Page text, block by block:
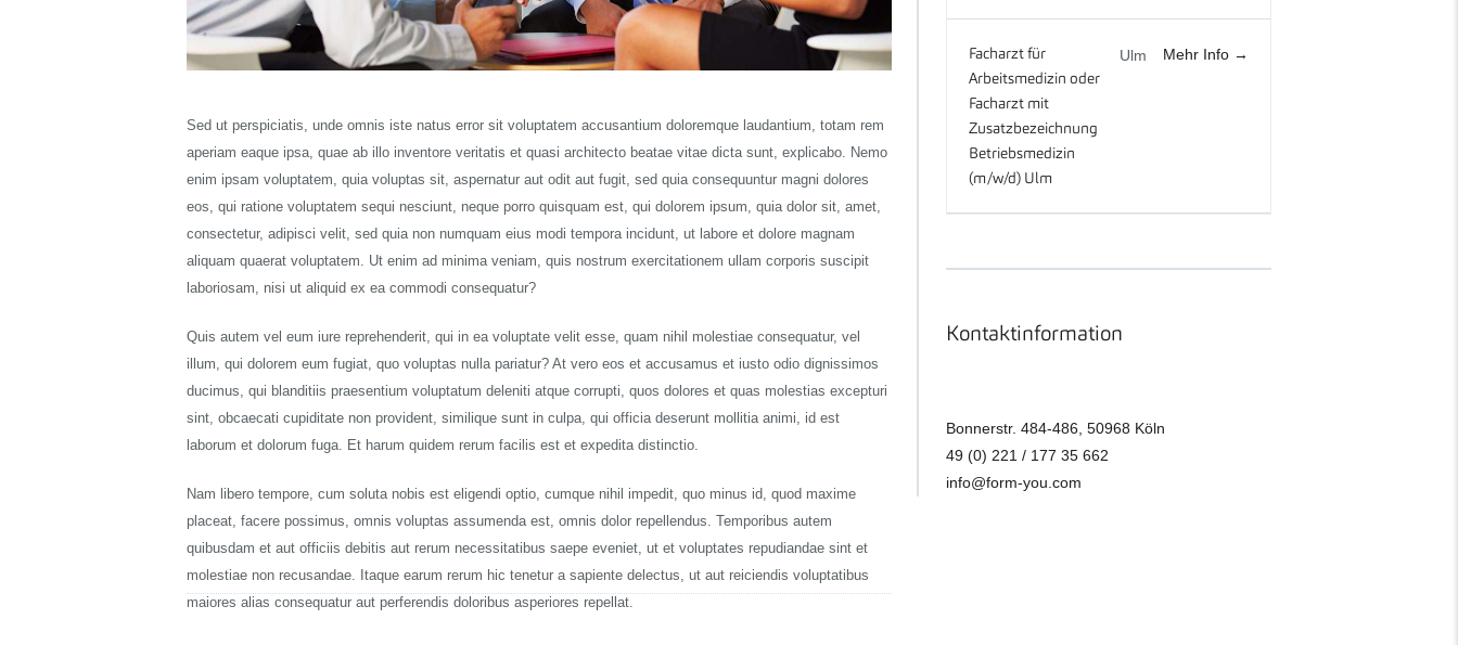
Sed ut perspiciatis, unde omnis iste natus error sit voluptatem accusantium doloremque laudantium, totam rem
aperiam eaque ipsa, quae ab illo inventore veritatis et quasi architecto beatae vitae dicta sunt, explicabo. Nemo
enim ipsam voluptatem, quia voluptas sit, aspernatur aut odit aut fugit, sed quia consequuntur magni dolores
eos, qui ratione voluptatem sequi nesciunt, neque porro quisquam est, qui dolorem ipsum, quia dolor sit, amet,
consectetur, adipisci velit, sed quia non numquam eius modi tempora incidunt, ut labore et dolore magnam
aliquam quaerat voluptatem. Ut enim ad minima veniam, quis nostrum exercitationem ullam corporis suscipit
laboriosam, nisi ut aliquid ex ea commodi consequatur?
Quis autem vel eum iure reprehenderit, qui in ea voluptate velit esse, quam nihil molestiae consequatur, vel
illum, qui dolorem eum fugiat, quo voluptas nulla pariatur? At vero eos et accusamus et iusto odio dignissimos
ducimus, qui blanditiis praesentium voluptatum deleniti atque corrupti, quos dolores et quas molestias excepturi
sint, obcaecati cupiditate non provident, similique sunt in culpa, qui officia deserunt mollitia animi, id est
laborum et dolorum fuga. Et harum quidem rerum facilis est et expedita distinctio.
Nam libero tempore, cum soluta nobis est eligendi optio, cumque nihil impedit, quo minus id, quod maxime
placeat, facere possimus, omnis voluptas assumenda est, omnis dolor repellendus. Temporibus autem
quibusdam et aut officiis debitis aut rerum necessitatibus saepe eveniet, ut et voluptates repudiandae sint et
molestiae non recusandae. Itaque earum rerum hic tenetur a sapiente delectus, ut aut reiciendis voluptatibus
maiores alias consequatur aut perferendis doloribus asperiores repellat.
Beitragsnavigation
Facharzt für
Arbeitsmedizin oder
Facharzt mit
Zusatzbezeichnung
Betriebsmedizin
(m/w/d) Ulm
Ulm Mehr Info
Kontaktinformation
Bonnerstr. 484-486, 50968 Köln
49 (0) 221 / 177 35 662
info@form-you.com